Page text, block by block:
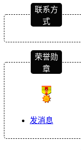
联系方
式
荣誉勋
章
发消息